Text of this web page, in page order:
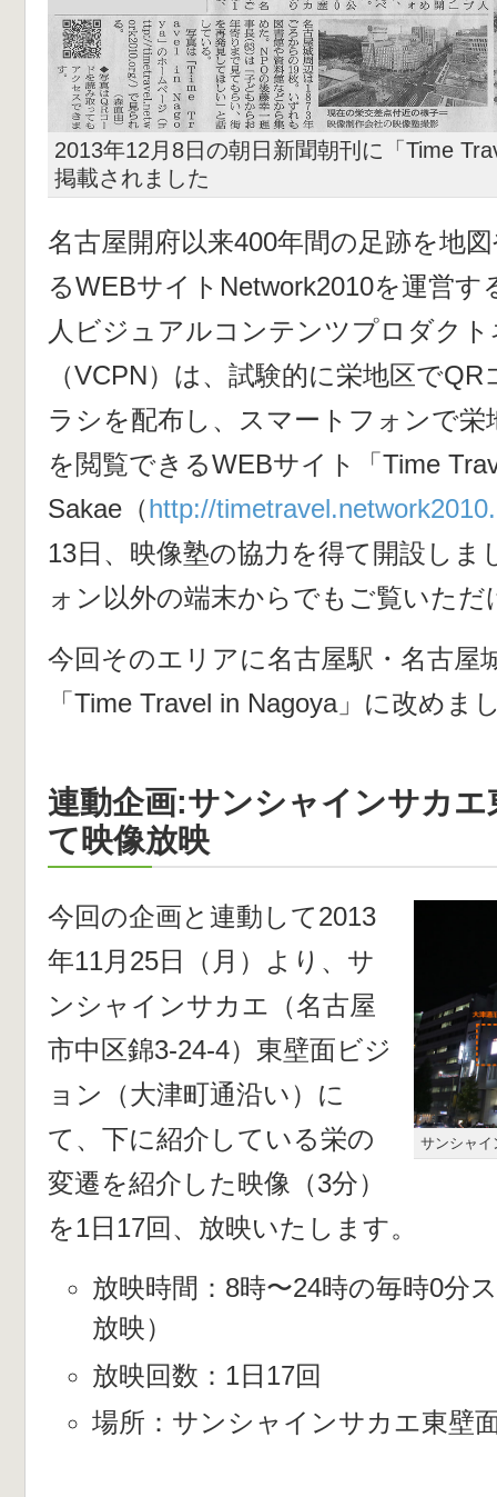
2013年12月8日の朝日新聞朝刊に「Time
掲載されました
名古屋開府以来400年間の足跡を地
るWEBサイトNetwork2010を運営す
人ビジュアルコンテンツプロダク
（VCPN）は、試験的に栄地区で
ラシを配布し、スマートフォンで栄
を閲覧できるWEBサイト「Time
Sakae（http://
13日、映像塾の協力を得て開設し
ォン以外の端末からでもご覧いただ
今回そのエリアに名古屋駅・名古屋
「Time Travel in Nagoya」に改めま
連動企画:サンシャインサカ
て映像放映
サンシャイ
今回の企画と連動して2013
年11月25日（月）より、サ
ンシャインサカエ（名古屋
市中区錦3-24-4）東壁面ビジ
ョン（大津町通沿い）に
て、下に紹介している栄の
変遷を紹介した映像（3分）
を1日17回、放映いたします。
放映時間：8時〜24時の毎時0分
放映）
放映回数：1日17回
場所：サンシャインサカエ東壁